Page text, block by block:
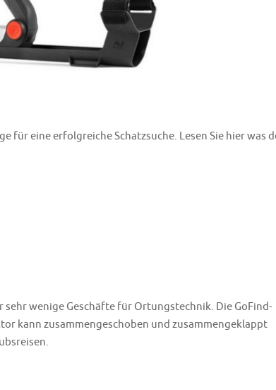
für eine erfolgreiche Schatzsuche. Lesen Sie hier was
wenige Geschäfte für Ortungstechnik. Die GoFind-
kann zusammengeschoben und zusammengeklappt